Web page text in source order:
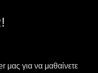
μας για να μαθαίνετε